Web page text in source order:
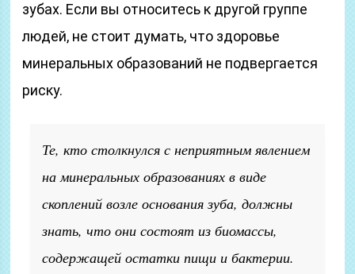
зубах. Если вы относитесь к другой группе
людей, не стоит думать, что здоровье
минеральных образований не подвергается
риску.
Те, кто столкнулся с неприятным явлением
на минеральных образованиях в виде
скоплений возле основания зуба, должны
знать, что они состоят из биомассы,
содержащей остатки пищи и бактерии.